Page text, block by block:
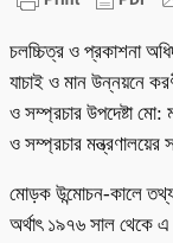
চলচ্চিত্র ও প্রকাশনা
যাচাই ও মান উন্নয়নে
ও সম্প্রচার উপদেষ্টা
ও সম্প্রচার
মোড়ক উন্মোচন-কালে তথ্য
অর্থাৎ ১৯৭৬ সাল থেকে